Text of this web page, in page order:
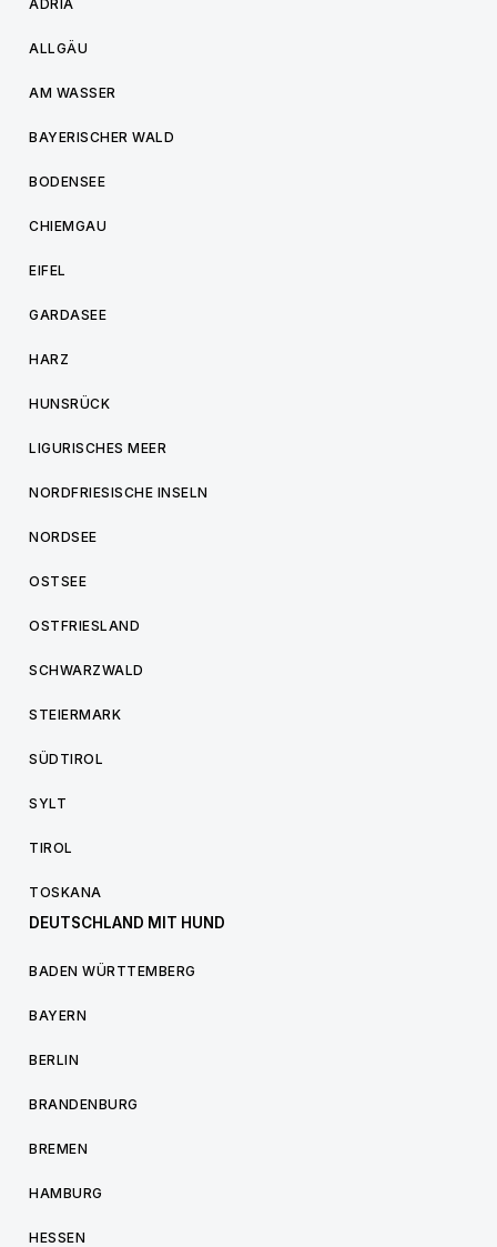
ADRIA
ALLGÄU
AM WASSER
BAYERISCHER WALD
BODENSEE
CHIEMGAU
EIFEL
GARDASEE
HARZ
HUNSRÜCK
LIGURISCHES MEER
NORDFRIESISCHE INSELN
NORDSEE
OSTSEE
OSTFRIESLAND
SCHWARZWALD
STEIERMARK
SÜDTIROL
SYLT
TIROL
TOSKANA
DEUTSCHLAND MIT HUND
BADEN WÜRTTEMBERG
BAYERN
BERLIN
BRANDENBURG
BREMEN
HAMBURG
HESSEN